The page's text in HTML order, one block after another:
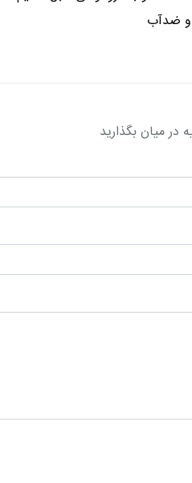
و ضدآب
در میان بگذارید